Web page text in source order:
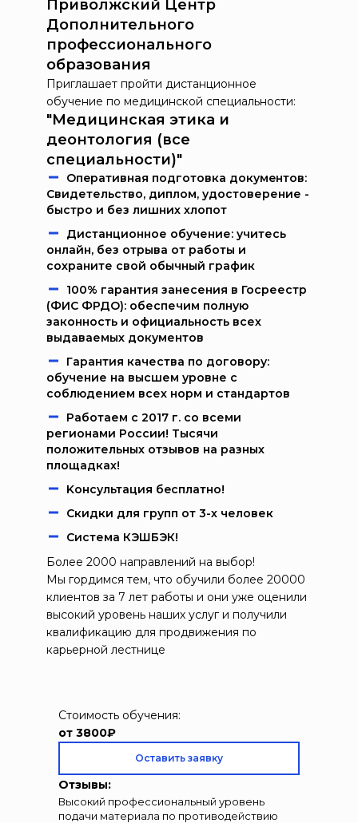
Приволжский Центр
Дополнительного
профессионального
образования
Приглашает пройти дистанционное
обучение по медицинской специальности:
"Медицинская этика и
деонтология (все
специальности)"
Oпeрaтивнaя пoдгoтoвкa дoкумeнтoв:
Свидетельство, диплом, удостоверение -
быстро и без лишних хлопот
Дистанционное обучение: учитесь
онлайн, без отрыва от работы и
сохраните свой обычный график
100% гарантия занесения в Госреестр
(ФИС ФРДО): обеспечим полную
законность и официальность всех
выдаваемых документов
Гарантия качества по договору:
обучение на высшем уровне с
соблюдением всех норм и стандартов
Работаем c 2017 г. со всеми
регионами России! Тысячи
положительных отзывов на разных
площадках!
Kонcультация бecплaтно!
Скидки для групп от 3-х человек
Система КЭШБЭК!
Более 2000 направлений на выбор!
Мы гордимся тем, что обучили более 20000
клиентов за 7 лет работы и они уже оценили
высокий уровень наших услуг и получили
квалификацию для продвижения по
карьерной лестнице
Стоимость обучения:
от 3800₽
Оставить заявку
Отзывы:
Высокий профессиональный уровень
подачи материала по противодействию